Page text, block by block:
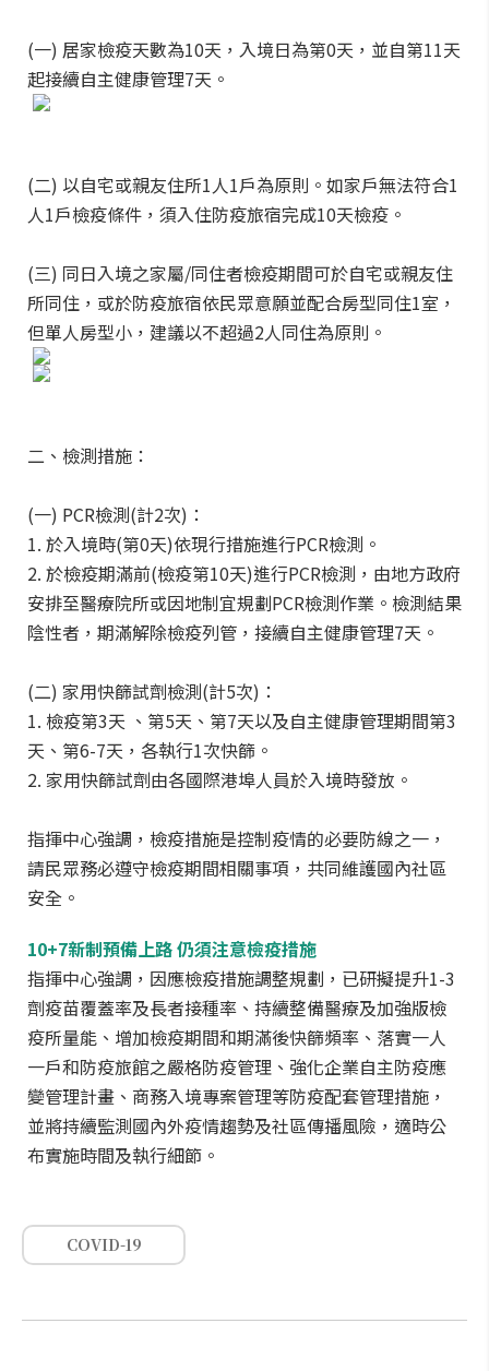
(一) 居家檢疫天數為10天，入境日為第0天，並自第11天
起接續自主健康管理7天。
(二) 以自宅或親友住所1人1戶為原則。如家戶無法符合1
人1戶檢疫條件，須入住防疫旅宿完成10天檢疫。
(三) 同日入境之家屬/同住者檢疫期間可於自宅或親友住
所同住，或於防疫旅宿依民眾意願並配合房型同住1室，
但單人房型小，建議以不超過2人同住為原則。
二、檢測措施：
(一) PCR檢測(計2次)：
1. 於入境時(第0天)依現行措施進行PCR檢測。
2. 於檢疫期滿前(檢疫第10天)進行PCR檢測，由地方政府
安排至醫療院所或因地制宜規劃PCR檢測作業。檢測結果
陰性者，期滿解除檢疫列管，接續自主健康管理7天。
(二) 家用快篩試劑檢測(計5次)：
1. 檢疫第3天 、第5天、第7天以及自主健康管理期間第3
天、第6-7天，各執行1次快篩。
2. 家用快篩試劑由各國際港埠人員於入境時發放。
指揮中心強調，檢疫措施是控制疫情的必要防線之一，
請民眾務必遵守檢疫期間相關事項，共同維護國內社區
安全。
10+7新制預備上路 仍須注意檢疫措施
指揮中心強調，因應檢疫措施調整規劃，已研擬提升1-3
劑疫苗覆蓋率及長者接種率、持續整備醫療及加強版檢
疫所量能、增加檢疫期間和期滿後快篩頻率、落實一人
一戶和防疫旅館之嚴格防疫管理、強化企業自主防疫應
變管理計畫、商務入境專案管理等防疫配套管理措施，
並將持續監測國內外疫情趨勢及社區傳播風險，適時公
布實施時間及執行細節。
COVID-19